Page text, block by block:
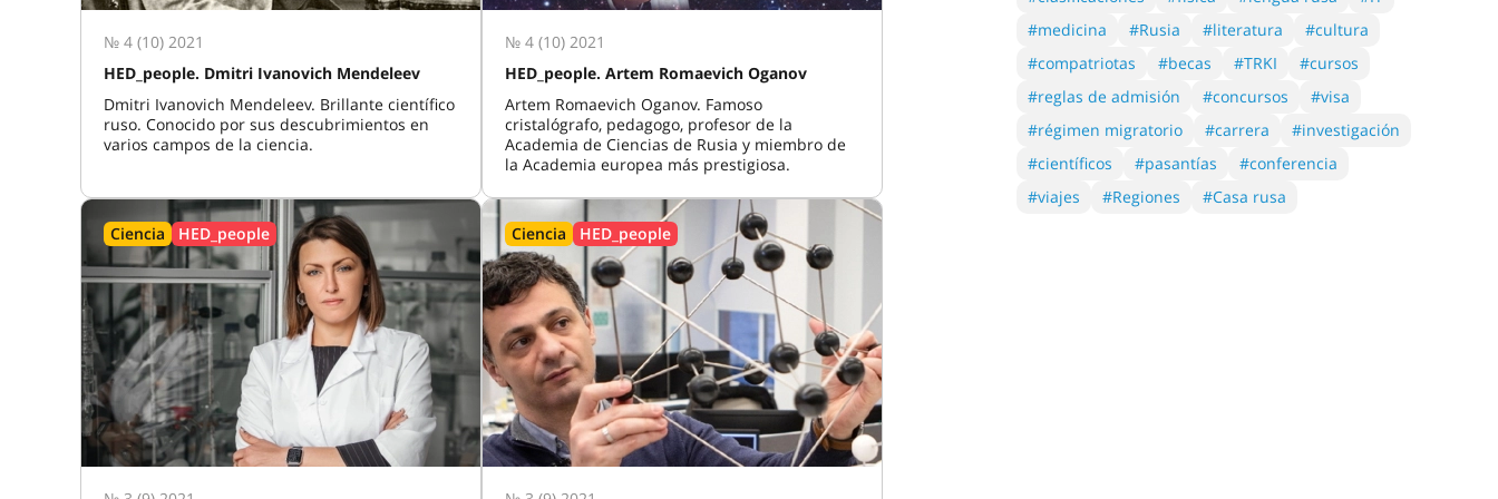
№ 4 (10) 2021
HED_people. Dmitri Ivanovich Mendeleev
Dmitri Ivanovich Mendeleev. Brillante científico
ruso. Conocido por sus descubrimientos en
varios campos de la ciencia.
№ 4 (10) 2021
HED_people. Artem Romaevich Oganov
Artem Romaevich Oganov. Famoso
cristalógrafo, pedagogo, profesor de la
Academia de Ciencias de Rusia y miembro de
la Academia europea más prestigiosa.
Ciencia HED_people Ciencia HED_people
#medicina
#Rusia #literatura
#cultura
#compatriotas
#becas #TRKI
#cursos
#reglas de admisión
#concursos
#visa
#régimen migratorio
#carrera
#investigación
#científicos
#pasantías
#conferencia
#viajes
#Regiones #Casa rusa